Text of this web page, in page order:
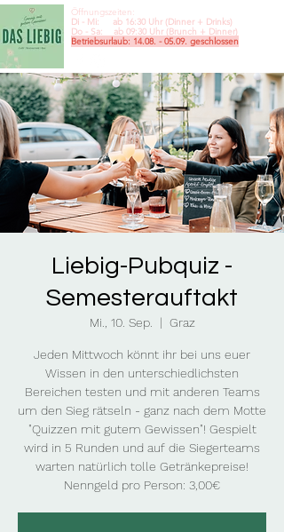
Öffnungszeiten:
Di - Mi: ab 16:30 Uhr (Dinner + Drinks)
Do - Sa: ab 09:30 Uhr (Brunch + Dinner)
Betriebsurlaub: 14.08. - 05.09. geschlossen
Liebig-Pubquiz -
Semesterauftakt
Mi., 10. Sep.
  |
Graz
Jeden Mittwoch könnt ihr bei uns euer
Wissen in den unterschiedlichsten
Bereichen testen und mit anderen Teams
um den Sieg rätseln - ganz nach dem Motte
"Quizzen mit gutem Gewissen"! Gespielt
wird in 5 Runden und auf die Siegerteams
warten natürlich tolle Getränkepreise!
Nenngeld pro Person: 3,00€